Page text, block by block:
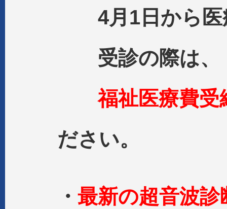
4月1日から医
受診の際は、
福祉医療費受
ださい。
・ 最新の超音波診